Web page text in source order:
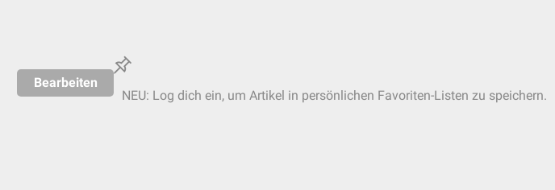
Bearbeiten
NEU: Log dich ein, um Artikel in persönlichen Favoriten-Listen zu speichern.